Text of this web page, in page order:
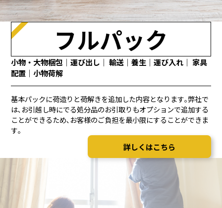
フルパック
小物・大物梱包｜運び出し｜ 輸送｜養生｜運び入れ｜ 家具
配置｜小物荷解
基本パックに荷造りと荷解きを追加した内容となります｡弊社で
は､お引越し時にでる処分品のお引取りもオプションで追加する
ことができるため､お客様のご負担を最小限にすることができま
す｡
詳しくはこちら